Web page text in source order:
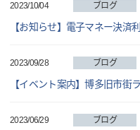
2023/10/04 ブログ
【お知らせ】電子マネー決済
2023/09/28 ブログ
【イベント案内】博多旧市街
2023/06/29 ブログ